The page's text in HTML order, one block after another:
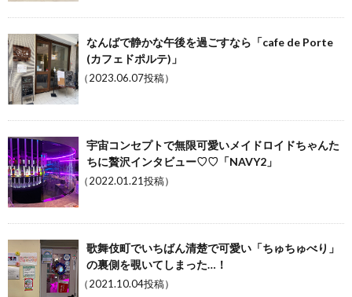
なんばで静かな午後を過ごすなら「cafe de Porte
(カフェドポルテ)」
（2023.06.07投稿）
宇宙コンセプトで無限可愛いメイドロイドちゃんた
ちに贅沢インタビュー♡♡「NAVY2」
（2022.01.21投稿）
歌舞伎町でいちばん清楚で可愛い「ちゅちゅべり」
の裏側を覗いてしまった…！
（2021.10.04投稿）